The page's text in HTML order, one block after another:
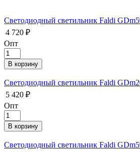
Светодиодный светильник Faldi
4 720 ₽
Опт
Светодиодный светильник Faldi
5 420 ₽
Опт
Светодиодный светильник Faldi